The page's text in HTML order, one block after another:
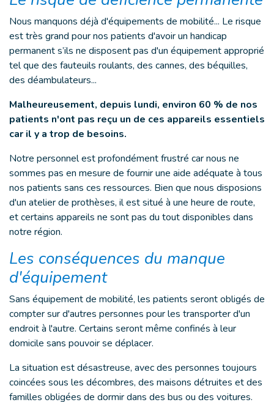
Nous manquons déjà d'équipements de mobilité... Le risque
est très grand pour nos patients d'avoir un handicap
permanent s’ils ne disposent pas d'un équipement approprié
tel que des fauteuils roulants, des cannes, des béquilles,
des déambulateurs...
Malheureusement, depuis lundi, environ 60 % de nos
patients n'ont pas reçu un de ces appareils essentiels
car il y a trop de besoins.
Notre personnel est profondément frustré car nous ne
sommes pas en mesure de fournir une aide adéquate à tous
nos patients sans ces ressources. Bien que nous disposions
d'un atelier de prothèses, il est situé à une heure de route,
et certains appareils ne sont pas du tout disponibles dans
notre région.
Les conséquences du manque
d'équipement
Sans équipement de mobilité, les patients seront obligés de
compter sur d'autres personnes pour les transporter d'un
endroit à l'autre. Certains seront même confinés à leur
domicile sans pouvoir se déplacer.
La situation est désastreuse, avec des personnes toujours
coincées sous les décombres, des maisons détruites et des
familles obligées de dormir dans des bus ou des voitures.